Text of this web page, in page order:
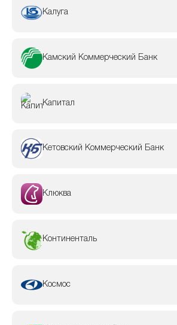
Калуга
Камский Коммерческий Банк
Капитал
Кетовский Коммерческий Банк
Клюква
Континенталь
Космос